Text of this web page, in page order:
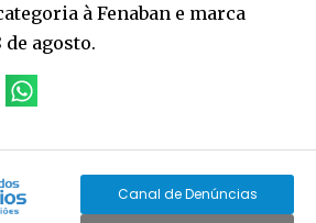
à Fenaban e marca
de agosto.
Canal de Denúncias